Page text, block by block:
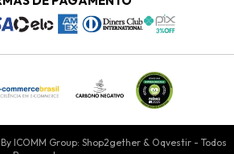
ICOMM Group: Shop2gether & Oqvestir - Todos